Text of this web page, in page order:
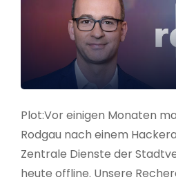
Plot:Vor einigen Monaten
Rodgau nach einem
Zentrale Dienste der
heute offline. Unsere